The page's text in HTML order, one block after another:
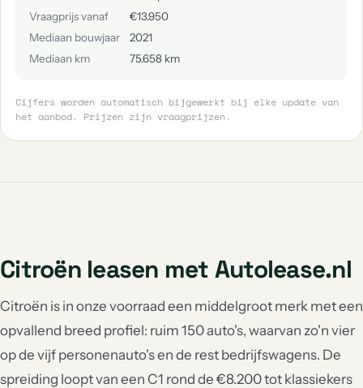
Vraagprijs vanaf
€13.950
Mediaan bouwjaar
2021
Mediaan km
75.658 km
Cijfers worden automatisch bijgewerkt bij elke update van
het aanbod. Prijzen zijn vraagprijzen.
Citroën leasen met Autolease.nl
Citroën is in onze voorraad een middelgroot merk met een
opvallend breed profiel: ruim 150 auto's, waarvan zo'n vier
op de vijf personenauto's en de rest bedrijfswagens. De
spreiding loopt van een C1 rond de €8.200 tot klassiekers